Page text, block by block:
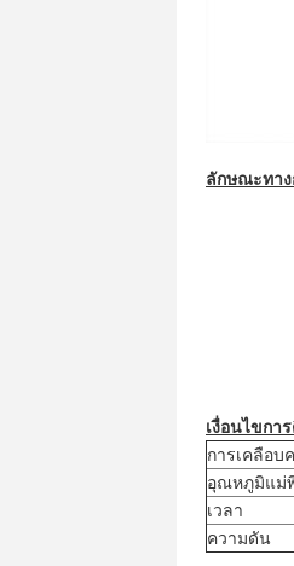
ลักษณะทา
เงื่อนไขกา
การเคลือบ
อุณหภูมิแม่
เวลา
ความดัน